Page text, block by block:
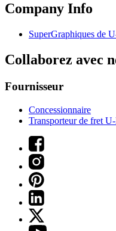
Company Info
SuperGraphiques de
Collaborez avec
Fournisseur
Concessionnaire
Transporteur de fret